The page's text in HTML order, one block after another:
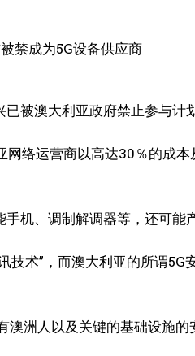
被澳大利亚政府禁止参与计
络运营商以高达30％的成本
机、调制解调器等，还可能
术”，而澳大利亚的所谓5G
洲人以及关键的基础设施